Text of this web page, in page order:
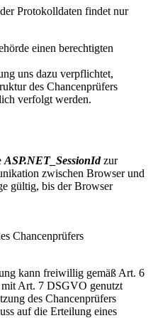
Protokolldaten findet nur
einen berechtigten
uns dazu verpflichtet,
des Chancenprüfers
verfolgt werden.
ASP.NET_SessionIdzur
zwischen Browser und
gültig, bis der Browser
Chancenprüfers
kann freiwillig gemäß Art. 6
Art. 7 DSGVO genutzt
des Chancenprüfers
auf die Erteilung eines